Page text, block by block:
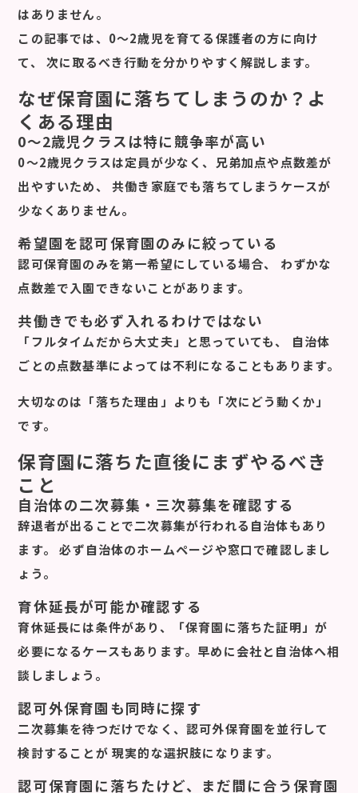
はありません。
この記事では、0〜2歳児を育てる保護者の方に向け
て、 次に取るべき行動を分かりやすく解説します。
なぜ保育園に落ちてしまうのか？よ
くある理由
0〜2歳児クラスは特に競争率が高い
0〜2歳児クラスは定員が少なく、兄弟加点や点数差が
出やすいため、 共働き家庭でも落ちてしまうケースが
少なくありません。
希望園を認可保育園のみに絞っている
認可保育園のみを第一希望にしている場合、 わずかな
点数差で入園できないことがあります。
共働きでも必ず入れるわけではない
「フルタイムだから大丈夫」と思っていても、 自治体
ごとの点数基準によっては不利になることもあります。
大切なのは「落ちた理由」よりも「次にどう動くか」
です。
保育園に落ちた直後にまずやるべき
こと
自治体の二次募集・三次募集を確認する
辞退者が出ることで二次募集が行われる自治体もあり
ます。 必ず自治体のホームページや窓口で確認しまし
ょう。
育休延長が可能か確認する
育休延長には条件があり、「保育園に落ちた証明」が
必要になるケースもあります。早めに会社と自治体へ相
談しましょう。
認可外保育園も同時に探す
二次募集を待つだけでなく、 認可外保育園を並行して
検討することが 現実的な選択肢になります。
認可保育園に落ちたけど、まだ間に合う保育園